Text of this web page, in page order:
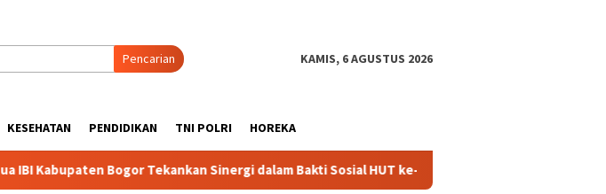
Pencarian KAMIS, 6 AGUSTUS 2026
KESEHATAN PENDIDIKAN TNI POLRI HOREKA
Bogor Tekankan Sinergi dalam Bakti Sosial HUT ke-75 di Jonggol